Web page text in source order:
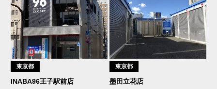
東京都
INABA96王子駅前店
東京都
墨田立花店